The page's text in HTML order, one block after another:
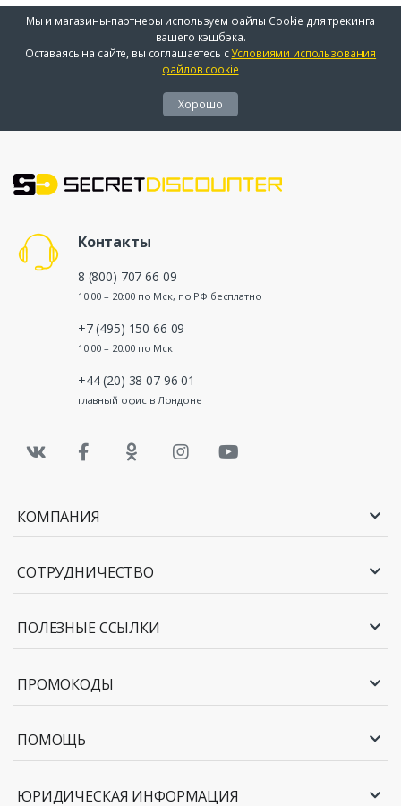
Мы и магазины-партнеры используем файлы Cookie для трекинга
вашего кэшбэка.
Оставаясь на сайте, вы соглашаетесь сУсловиями использования
файлов cookie
Хорошо
Контакты
8 (800) 707 66 09
10:00 – 20:00 по Мск, по РФ бесплатно
+7 (495) 150 66 09
10:00 – 20:00 по Мск
+44 (20) 38 07 96 01
главный офис в Лондоне
КОМПАНИЯ
СОТРУДНИЧЕСТВО
ПОЛЕЗНЫЕ ССЫЛКИ
ПРОМОКОДЫ
ПОМОЩЬ
ЮРИДИЧЕСКАЯ ИНФОРМАЦИЯ